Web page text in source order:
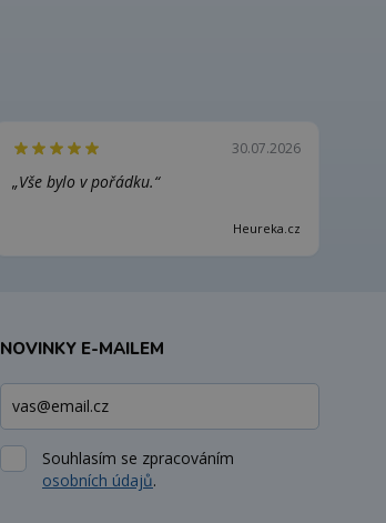
30.07.2026
„Vše bylo v pořádku.“
Heureka.cz
NOVINKY E-MAILEM
Souhlasím se zpracováním
osobních údajů.